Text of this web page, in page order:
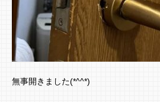
無事開きました(*^^*)